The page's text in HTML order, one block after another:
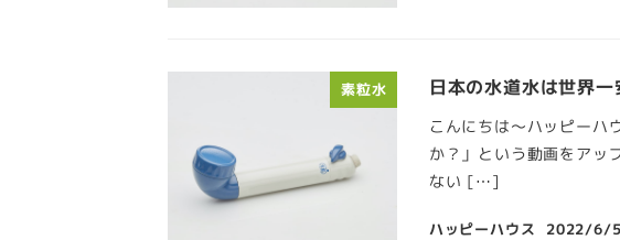
素粒水 日本の水道水は世界
こんにちは～ハッピーハ
か？」という動画をアッ
ない […]
ハッピーハウス 2022/6/5